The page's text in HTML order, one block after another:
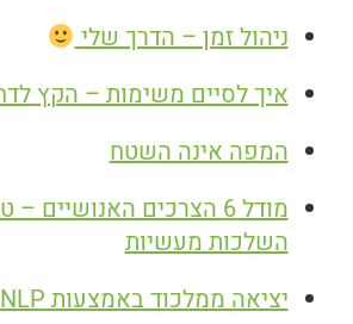
ניהול זמן – הדרך שלי
איך לסיים משימות – הקץ
המפה אינה השטח
מודל 6 הצרכים האנושיים
השלכות מעשיות
יציאה ממלכוד באמצעות NLP